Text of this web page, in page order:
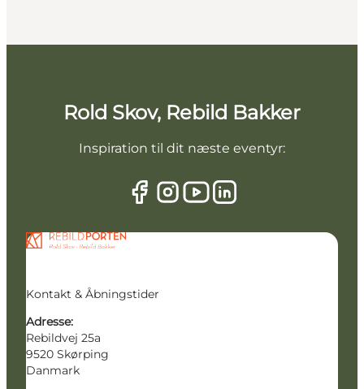
Rold Skov, Rebild Bakker
Inspiration til dit næste eventyr:
Kontakt & Åbningstider
Adresse:
Rebildvej 25a
9520 Skørping
Danmark